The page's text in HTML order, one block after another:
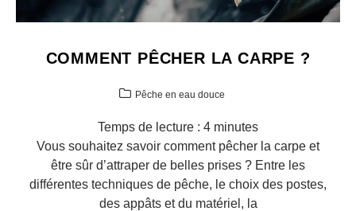
COMMENT PÊCHER LA CARPE ?
Pêche en eau douce
Temps de lecture : 4 minutes
Vous souhaitez savoir comment pêcher la carpe et
être sûr d’attraper de belles prises ? Entre les
différentes techniques de pêche, le choix des postes,
des appâts et du matériel, la